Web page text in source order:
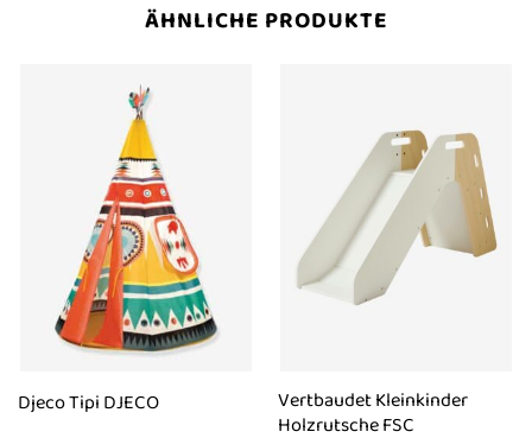
ÄHNLICHE PRODUKTE
Djeco Tipi DJECO
Vertbaudet Kleinkinder
Holzrutsche FSC